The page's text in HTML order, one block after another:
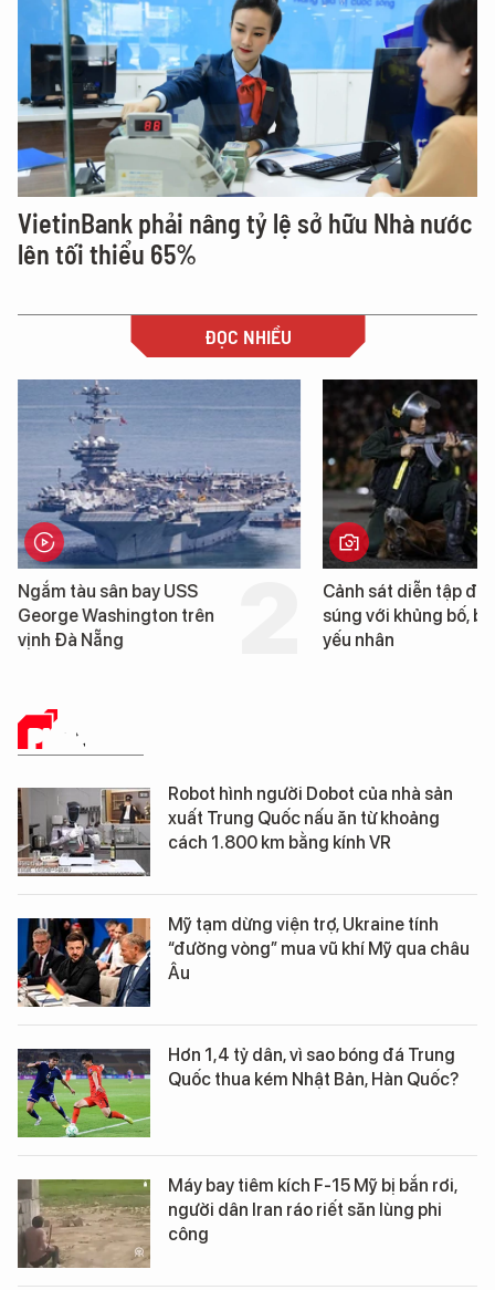
VietinBank phải nâng tỷ lệ sở hữu Nhà nước
lên tối thiểu 65%
ĐỌC NHIỀU
Cảnh sát diễn tập đấu
súng với khủng bố, bảo vệ
yếu nhân
Trung Quốc phát hiện
cao su tự nhiên” từ
loài cỏ dại mọc trên
PHÂN TÍCH
Robot hình người Dobot của nhà sản
xuất Trung Quốc nấu ăn từ khoảng
cách 1.800 km bằng kính VR
Mỹ tạm dừng viện trợ, Ukraine tính
“đường vòng” mua vũ khí Mỹ qua châu
Âu
Hơn 1,4 tỷ dân, vì sao bóng đá Trung
Quốc thua kém Nhật Bản, Hàn Quốc?
Máy bay tiêm kích F-15 Mỹ bị bắn rơi,
người dân Iran ráo riết săn lùng phi
công